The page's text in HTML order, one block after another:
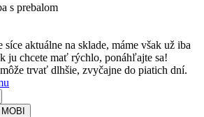
s prebalom
aktuálne na sklade, máme však už iba
ju chcete mať rýchlo, ponáhľajte sa!
trvať dlhšie, zvyčajne do piatich dní.
MOBI